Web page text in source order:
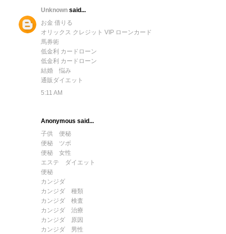
Unknown said...
お金 借りる
オリックス クレジット VIP ローンカード
馬券術
低金利 カードローン
低金利 カードローン
結婚 悩み
通販ダイエット
5:11 AM
Anonymous said...
子供 便秘
便秘 ツボ
便秘 女性
エステ ダイエット
便秘
カンジダ
カンジダ 種類
カンジダ 検査
カンジダ 治療
カンジダ 原因
カンジダ 男性